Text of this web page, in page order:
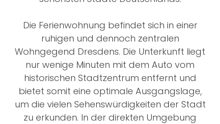
Die Ferienwohnung befindet sich in einer
ruhigen und dennoch zentralen
Wohngegend Dresdens. Die Unterkunft liegt
nur wenige Minuten mit dem Auto vom
historischen Stadtzentrum entfernt und
bietet somit eine optimale Ausgangslage,
um die vielen Sehenswürdigkeiten der Stadt
zu erkunden. In der direkten Umgebung